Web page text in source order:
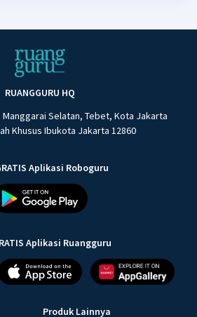
RUANGGURU HQ
Manggarai Selatan, Tebet, Kota Jakarta
Khusus Ibukota Jakarta 12860
Aplikasi Roboguru
Aplikasi Ruangguru
Produk Lainnya